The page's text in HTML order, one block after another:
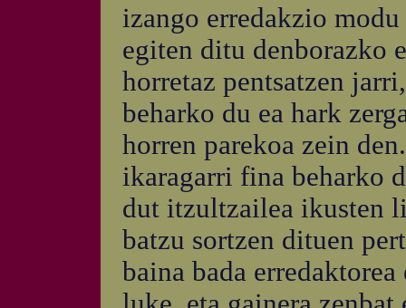
izango erredakzio
egiten ditu denborazko
horretaz pentsatzen
beharko du ea hark
horren parekoa zein
ikaragarri fina beharko
dut itzultzailea ikusten
batzu sortzen dituen
baina bada